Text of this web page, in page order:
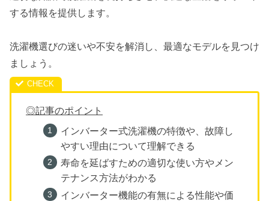
する情報を提供します。
洗濯機選びの迷いや不安を解消し、最適なモデルを見つけ
ましょう。
◎記事のポイント
インバーター式洗濯機の特徴や、故障し
やすい理由について理解できる
寿命を延ばすための適切な使い方やメン
テナンス方法がわかる
インバーター機能の有無による性能や価